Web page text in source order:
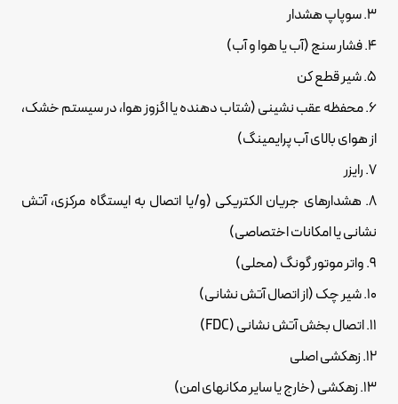
3. سوپاپ هشدار
4. فشار سنج (آب یا هوا و آب)
5. شیر قطع کن
6. محفظه عقب نشینی (شتاب دهنده یا اگزوز هوا، در سیستم خشک،
از هوای بالای آب پرایمینگ)
7. رایزر
8. هشدارهای جریان الکتریکی (و/یا اتصال به ایستگاه مرکزی، آتش
نشانی یا امکانات اختصاصی)
9. واتر موتور گونگ (محلی)
10. شیر چک (از اتصال آتش نشانی)
11. اتصال بخش آتش نشانی (FDC)
12. زهکشی اصلی
13. زهکشی (خارج یا سایر مکانهای امن)